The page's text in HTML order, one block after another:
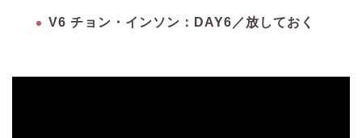
V6 チョン・インソン：DAY6／放しておく